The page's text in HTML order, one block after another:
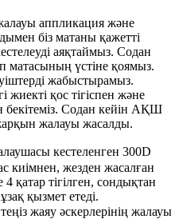
аппликация және
біз матаны қажетті
аяқтаймыз. Содан
матасының үстіне қоямыз.
жабыстырамыз.
қос тігіспен және
бекітеміз. Содан кейін АҚШ
жалауы жасалды.
кестеленген 300D
киімнен, жезден жасалған
қатар тігілген, сондықтан
қызмет етеді.
жаяу әскерлерінің жалауы